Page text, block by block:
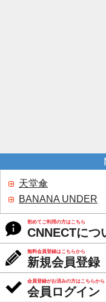
天堂傘
BANANA UNDER
初めてご利用の方はこちら
CNNECTにつ
無料会員登録はこちらから
新規会員登録
会員登録がお済みの方はこちらから
会員ログイン